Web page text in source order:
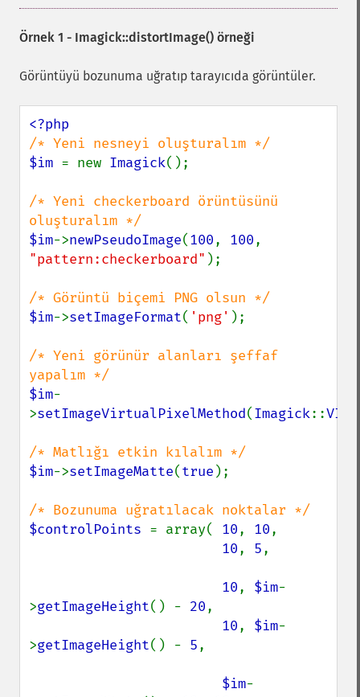
Örnek 1 - Imagick::distortImage() örneği
Görüntüyü bozunuma uğratıp tarayıcıda görüntüler.
$im = new Imagick();
/* Yeni checkerboard örüntüsünü
$im->newPseudoImage(100, 100
"pattern:checkerboard" );
$im->setImageFormat( 'png' );
/* Yeni görünür alanları şeffaf
$im-
>setImageVirtualPixelMethod(Imagick::
$im->setImageMatte(true );
$controlPoints = array( 10, 10,
10, 5,
10, $im-
>getImageHeight() - 20,
10, $im-
>getImageHeight() - 5,
$im-